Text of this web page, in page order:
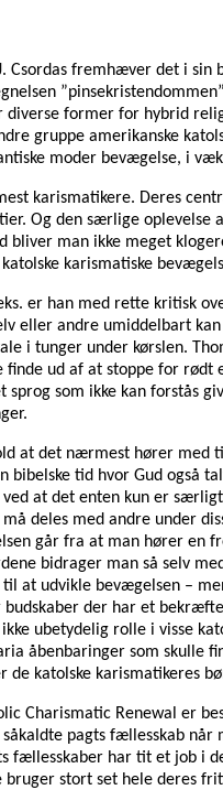
fremhæver det i
former for hybrid
gruppe amerikanske
moder bevægelse, i
karismatikere. Deres
Og den særlige
man ikke meget
karismatiske
er han med rette
eller andre umiddelbart
i tunger under kørslen.
ud af at stoppe for
som ikke kan forstås
at det nærmest hører
tid hvor Gud
at det enten kun er
deles med andre under
går fra at man hører
bidrager man så selv
at udvikle bevægelsen –
der har et
ubetydelig rolle i visse
åbenbaringer som skulle
katolske karismatikeres
Charismatic Renewal er
pagts fællesskab
fællesskaber har tit et job
stort set hele deres